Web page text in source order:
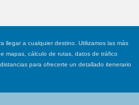
llegar a cualquier destino. Utilizamos las más
mapas, cálculo de rutas, datos de tráfico
para ofrecerte un detallado itenerario